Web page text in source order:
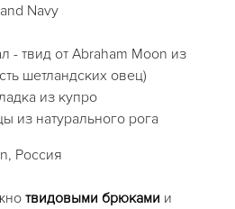
Navy
- твид от Abraham Moon из
шетландских овец)
из купро
из натурального рога
Россия
твидовыми брюками и